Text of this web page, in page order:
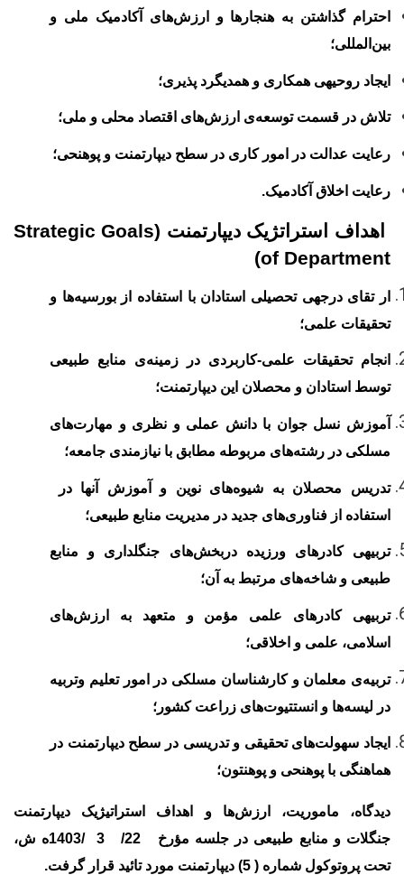
احترام گذاشتن به هنجارها و ارزش‌های آکادمیک ملی و
بین‌المللی؛
ایجاد روحیه‏ی همکاری و هم‏دیگرد پذیری؛
تلاش در قسمت توسعه‌ی ارزش‌های اقتصاد محلی و ملی؛
رعایت عدالت در امور کاری در سطح دیپارتمنت و پوهنحی؛
رعایت اخلاق آکادمیک.
اهداف استراتژیک دیپارتمنت (Strategic Goals
of Department
)
ار تقای درجه‏ی تحصیلی استادان با استفاده از بورسیهها و
تحقیقات علمی؛
انجام تحقیقات علمی-کاربردی در زمینهی منابع طبیعی
توسط استادان و محصلان این دیپارتمنت؛
آموزش نسل جوان با دانش عملی و نظری و مهارت‌های
مسلکی در رشته‌های مربوطه مطابق با نیازمندی جامعه؛
تدریس محصلان به شیوههای نوین و آموزش آن‏ها در
استفاده از فناوریهای جدید در مدیریت منابع طبیعی؛
تربیه‏ی کادرهای ورزیده دربخشهای جنگل‏داری و منابع
طبیعی و شاخههای مرتبط به آن؛
تربیه‏ی کادر‌های علمی مؤمن و متعهد به ارزش‌های
اسلامی، علمی و اخلاقی؛
تربیهی معلمان و کارشناسان مسلکی در امور تعلیم وتربیه
در لیسهها و انستتیوتهای زراعت کشور؛
ایجاد سهولتهای تحقیقی و تدریسی در سطح دیپارتمنت در
هماهنگی با پوهنحی و پوهنتون؛
دیدگاه، ماموریت، ارزشها و اهداف استراتیژیک دیپارتمنت
جنگلات و منابع طبیعی در جلسه مؤرخ 22/ 3 /1403ه ش،
تحت پروتوکول شماره ( 5) دیپارتمنت مورد تائید قرار گرفت.